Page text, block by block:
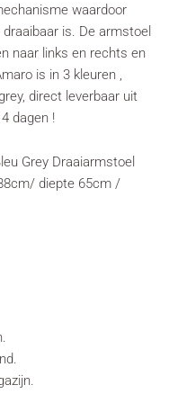
waardoor
is. De armstoel
naar links en rechts en
is in 3 kleuren ,
direct leverbaar uit
dagen !
Grey Draaiarmstoel
diepte 65cm /